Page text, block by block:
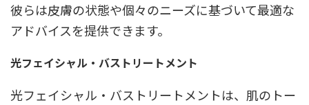
彼らは皮膚の状態や個々のニーズに基づいて最適な
アドバイスを提供できます。
光フェイシャル・バストリートメント
光フェイシャル・バストリートメントは、肌のトー